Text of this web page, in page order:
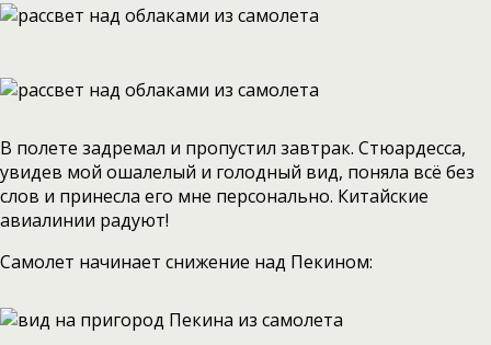
В полете задремал и пропустил завтрак. Стюардесса,
увидев мой ошалелый и голодный вид, поняла всё без
слов и принесла его мне персонально. Китайские
авиалинии радуют!
Самолет начинает снижение над Пекином: